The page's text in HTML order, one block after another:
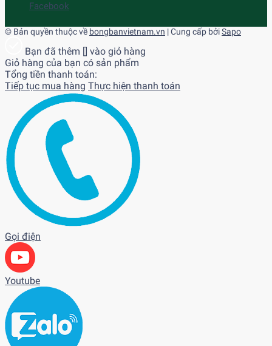
Facebook
© Bản quyền thuộc về bongbanvietnam.vn | Cung cấp bởiSapo
Bạn đã thêm [] vào giỏ hàng
Giỏ hàng của bạn có sản phẩm
Tổng tiền thanh toán:
Tiếp tục mua hàng Thực hiện thanh toán
Gọi điện
Youtube